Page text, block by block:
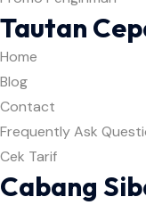
Tautan
Home
Blog
Contact
Frequently Ask
Cek Tarif
Cabang